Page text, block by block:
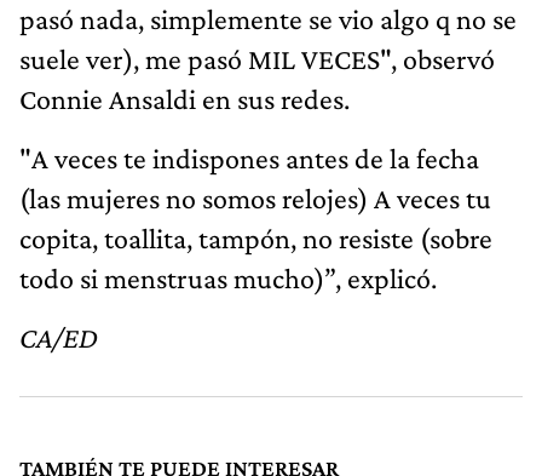
pasó nada, simplemente se vio algo q no se
suele ver), me pasó MIL VECES", observó
Connie Ansaldi en sus redes.
"A veces te indispones antes de la fecha
(las mujeres no somos relojes) A veces tu
copita, toallita, tampón, no resiste (sobre
todo si menstruas mucho)”, explicó.
CA/ED
TAMBIÉN TE PUEDE INTERESAR